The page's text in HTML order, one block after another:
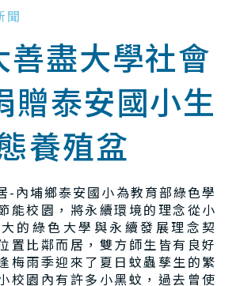
聞
善盡大學社會
贈泰安國小生
養殖盆
-內埔鄉泰安國小為教育部綠色學
能校園，將永續環境的理念從小
的綠色大學與永續發展理念契
置比鄰而居，雙方師生皆有良好
梅雨季迎來了夏日蚊蟲孳生的繁
校園內有許多小黑蚊，過去曾使